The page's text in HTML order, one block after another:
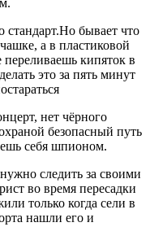
стандарт.Но бывает что
а в пластиковой
кипяток в
это за пять минут
нет чёрного
безопасный путь
себя шпионом.
следить за своими
во время пересадки
только когда сели в
нашли его и